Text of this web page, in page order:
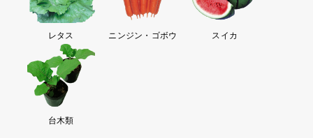
レタス ニンジン・ゴボウ スイカ
台木類